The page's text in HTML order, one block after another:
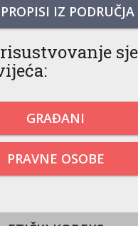
IZ PODRUČJA
GRAĐANI
PRAVNE OSOBE